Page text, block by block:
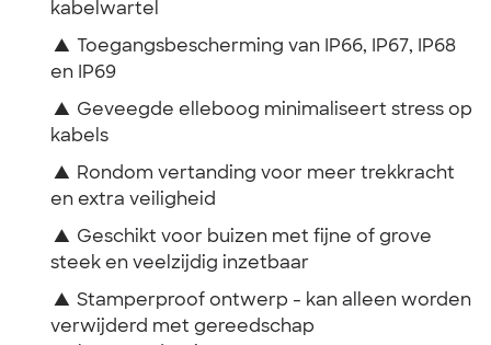
kabelwartel
▲
Toegangsbescherming van IP66, IP67, IP68
en IP69
▲ Geveegde elleboog minimaliseert stress op
kabels
▲ Rondom vertanding voor meer trekkracht
en extra veiligheid
▲ Geschikt voor buizen met fijne of grove
steek en veelzijdig inzetbaar
▲ Stamperproof ontwerp - kan alleen worden
verwijderd met gereedschap